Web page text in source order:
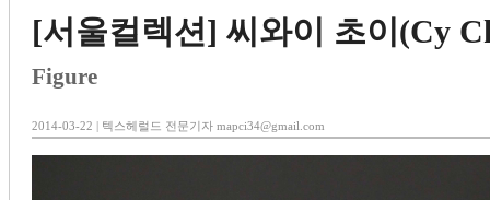
[서울컬렉션] 씨와이 초이(Cy
Figure
2014-03-22 | 텍스헤럴드 전문기자 mapci34@gmail.com